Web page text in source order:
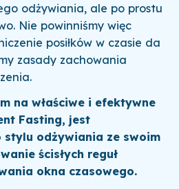
odżywiania, ale po prostu
Nie powinniśmy więc
posiłków w czasie da
zasady zachowania
na właściwe i efektywne
Fasting, jest
odżywiania ze swoim
ścisłych reguł
okna czasowego.